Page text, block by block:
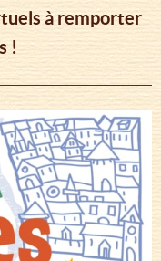
à remporter
!